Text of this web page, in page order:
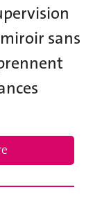
sans